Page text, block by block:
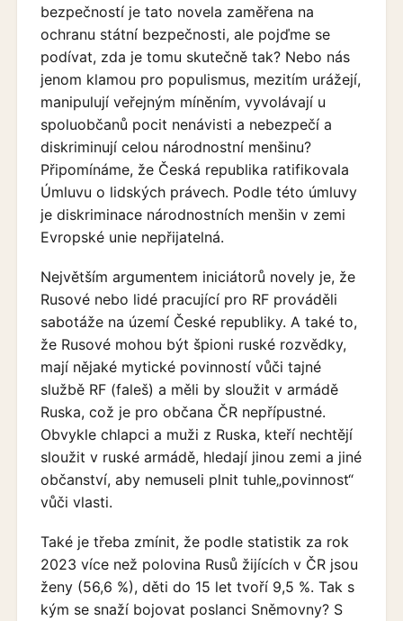
bezpečností je tato novela zaměřena na
ochranu státní bezpečnosti, ale pojďme se
podívat, zda je tomu skutečně tak? Nebo nás
jenom klamou pro populismus, mezitím urážejí,
manipulují veřejným míněním, vyvolávají u
spoluobčanů pocit nenávisti a nebezpečí a
diskriminují celou národnostní menšinu?
Připomínáme, že Česká republika ratifikovala
Úmluvu o lidských právech. Podle této úmluvy
je diskriminace národnostních menšin v zemi
Evropské unie nepřijatelná.
Největším argumentem iniciátorů novely je, že
Rusové nebo lidé pracující pro RF prováděli
sabotáže na území České republiky. A také to,
že Rusové mohou být špioni ruské rozvědky,
mají nějaké mytické povinností vůči tajné
službě RF (faleš) a měli by sloužit v armádě
Ruska, což je pro občana ČR nepřípustné.
Obvykle chlapci a muži z Ruska, kteří nechtějí
sloužit v ruské armádě, hledají jinou zemi a jiné
občanství, aby nemuseli plnit tuhle„povinnost“
vůči vlasti.
Také je třeba zmínit, že podle statistik za rok
2023 více než polovina Rusů žijících v ČR jsou
ženy (56,6 %), děti do 15 let tvoří 9,5 %. Tak s
kým se snaží bojovat poslanci Sněmovny? S